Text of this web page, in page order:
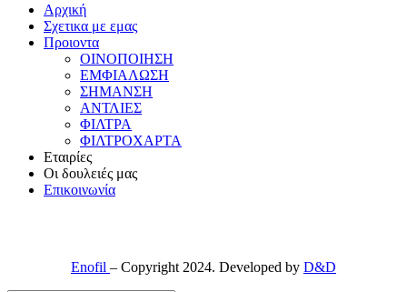
Αρχική
Σχετικα με εμας
Προιοντα
ΟΙΝΟΠΟΙΗΣΗ
ΕΜΦΙΑΛΩΣΗ
ΣΗΜΑΝΣΗ
ΑΝΤΛΙΕΣ
ΦΙΛΤΡΑ
ΦΙΛΤΡΟΧΑΡΤΑ
Εταιρίες
Οι δουλειές μας
Επικοινωνία
Enofil – Copyright 2024. Developed by D&D